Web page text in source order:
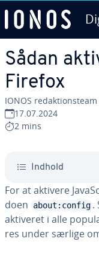
Sådan
Firefox
IONOS re­dak­tions­team
17.07.2024
2 mins
Indhold
For at aktivere
do­en
about:config .
aktiveret i alle
res under særlige